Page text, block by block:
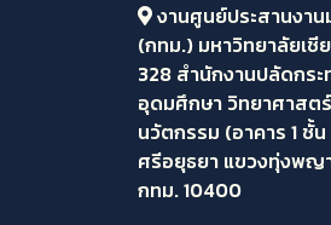
งานศูนย์ประสานงา
(กทม.) มหาวิทยาลัยเชี
328 สำนักงานปลัดกระ
อุดมศึกษา วิทยาศาสต
นวัตกรรม (อาคาร 1 ชั้น
ศรีอยุธยา แขวงทุ่งพญ
กทม. 10400